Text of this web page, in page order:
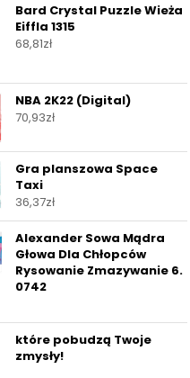
Bard Crystal Puzzle Wieża
Eiffla 1315
68,81zł
NBA 2K22 (Digital)
70,93zł
Gra planszowa Space
Taxi
36,37zł
Alexander Sowa Mądra
Głowa Dla Chłopców
Rysowanie Zmazywanie 6.
0742
które pobudzą Twoje
zmysły!